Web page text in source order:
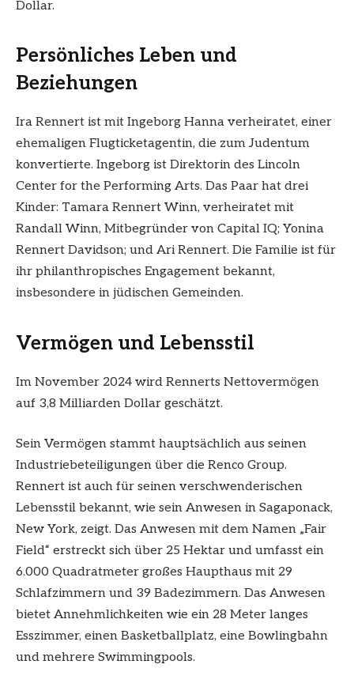
Dollar.
Persönliches Leben und
Beziehungen
Ira Rennert ist mit Ingeborg Hanna verheiratet, einer
ehemaligen Flugticketagentin, die zum Judentum
konvertierte. Ingeborg ist Direktorin des Lincoln
Center for the Performing Arts. Das Paar hat drei
Kinder: Tamara Rennert Winn, verheiratet mit
Randall Winn, Mitbegründer von Capital IQ; Yonina
Rennert Davidson; und Ari Rennert. Die Familie ist für
ihr philanthropisches Engagement bekannt,
insbesondere in jüdischen Gemeinden.
Vermögen und Lebensstil
Im November 2024 wird Rennerts Nettovermögen
auf 3,8 Milliarden Dollar geschätzt.
Sein Vermögen stammt hauptsächlich aus seinen
Industriebeteiligungen über die Renco Group.
Rennert ist auch für seinen verschwenderischen
Lebensstil bekannt, wie sein Anwesen in Sagaponack,
New York, zeigt. Das Anwesen mit dem Namen „Fair
Field“ erstreckt sich über 25 Hektar und umfasst ein
6.000 Quadratmeter großes Haupthaus mit 29
Schlafzimmern und 39 Badezimmern. Das Anwesen
bietet Annehmlichkeiten wie ein 28 Meter langes
Esszimmer, einen Basketballplatz, eine Bowlingbahn
und mehrere Swimmingpools.